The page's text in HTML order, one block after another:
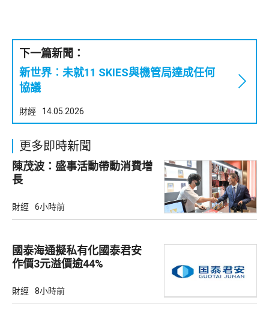
下一篇新聞：
新世界︰未就11 SKIES與機管局達成任何
協議
財經 14.05.2026
更多即時新聞
陳茂波：盛事活動帶動消費增
長
財經 6小時前
國泰海通擬私有化國泰君安
作價3元溢價逾44%
財經 8小時前